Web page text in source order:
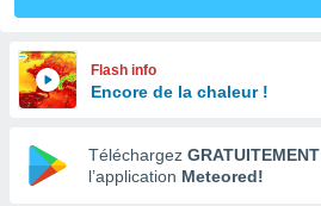
en
Flash info
Encore de la chaleur !
Téléchargez GRATUITEMENT
l’application Meteored!